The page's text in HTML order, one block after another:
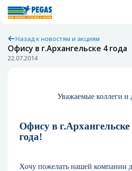
Назад к новостям и акциям
Офису в г.Архангельске 4 года
22.07.2014
Уважаемые коллеги и
Офису в г.Архангельске
года!
Хочу пожелать нашей компании